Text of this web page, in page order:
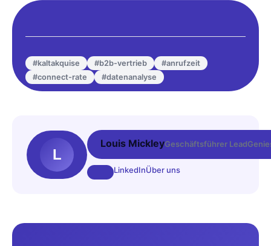
#kaltakquise #b2b-vertrieb
#anrufzeit
#connect-rate
#datenanalyse
L
Louis MickleyGeschäftsführer
LinkedInÜber uns